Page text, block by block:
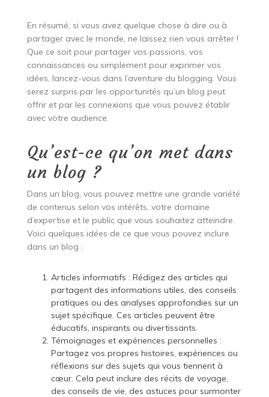
En résumé, si vous avez quelque chose à dire ou à
partager avec le monde, ne laissez rien vous arrêter !
Que ce soit pour partager vos passions, vos
connaissances ou simplement pour exprimer vos
idées, lancez-vous dans l’aventure du blogging. Vous
serez surpris par les opportunités qu’un blog peut
offrir et par les connexions que vous pouvez établir
avec votre audience.
Qu’est-ce qu’on met dans
un blog ?
Dans un blog, vous pouvez mettre une grande variété
de contenus selon vos intérêts, votre domaine
d’expertise et le public que vous souhaitez atteindre.
Voici quelques idées de ce que vous pouvez inclure
dans un blog :
Articles informatifs : Rédigez des articles qui
partagent des informations utiles, des conseils
pratiques ou des analyses approfondies sur un
sujet spécifique. Ces articles peuvent être
éducatifs, inspirants ou divertissants.
Témoignages et expériences personnelles :
Partagez vos propres histoires, expériences ou
réflexions sur des sujets qui vous tiennent à
cœur. Cela peut inclure des récits de voyage,
des conseils de vie, des astuces pour surmonter